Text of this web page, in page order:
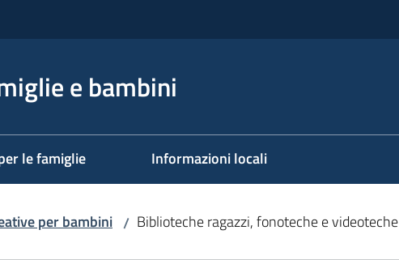
e bambini
le famiglie Informazioni locali
per bambini / Biblioteche ragazzi, fonoteche e videoteche